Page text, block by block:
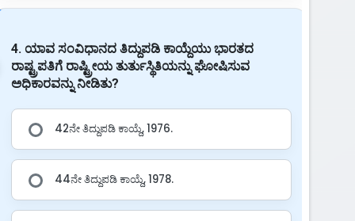
4. ಯಾವ ಸಂವಿಧಾನದ ತಿದ್ದುಪಡಿ ಕಾಯ್ದೆಯು ಭಾರತದ
ರಾಷ್ಟ್ರಪತಿಗೆ ರಾಷ್ಟ್ರೀಯ ತುರ್ತುಸ್ಥಿತಿಯನ್ನು ಘೋಷಿಸುವ
ಅಧಿಕಾರವನ್ನು ನೀಡಿತು?
42ನೇ ತಿದ್ದುಪಡಿ ಕಾಯ್ದೆ, 1976.
44ನೇ ತಿದ್ದುಪಡಿ ಕಾಯ್ದೆ, 1978.